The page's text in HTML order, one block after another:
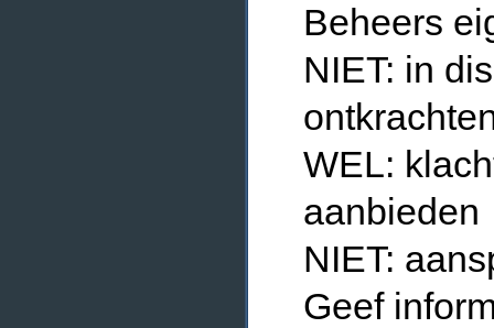
Beheers
NIET: in
WEL:
aanbieden
NIET:
Geef